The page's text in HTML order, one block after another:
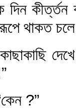
রূপে থাকত
?”